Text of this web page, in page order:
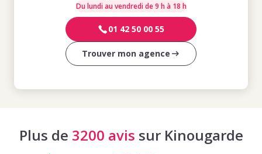
Du lundi au vendredi de 9 h à 18 h
01 42 50 00 55
Trouver mon agence
Plus de 3200 avis sur Kinougarde